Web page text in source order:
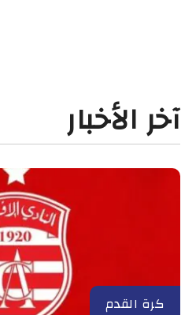
آخر الأخبار
كرة القدم